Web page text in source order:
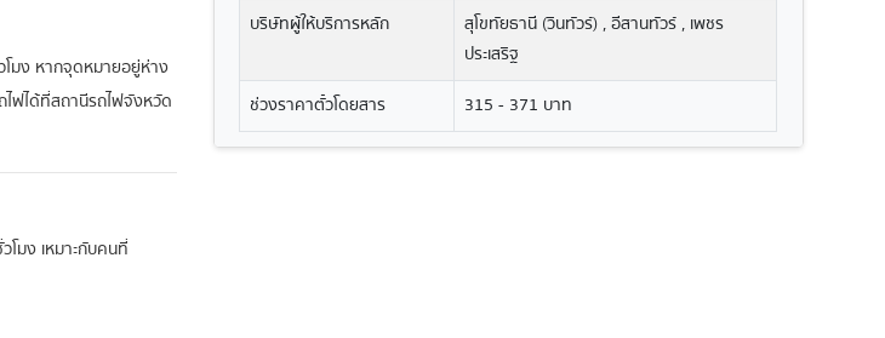
โมง หากจุดหมายอยู่ห่าง
ไฟได้ที่สถานีรถไฟจังหวัด
โมง เหมาะกับคนที่
บริษัทผู้ให้บริการหลัก
สุโขทัยธานี (วินทัวร์) , อีสานทัวร์ , เพชร
ประเสริฐ
ช่วงราคาตั๋วโดยสาร
315 - 371 บาท